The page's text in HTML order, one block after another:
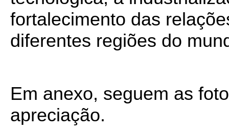
fortalecimento das
diferentes regiões do
Em anexo, seguem as
apreciação.